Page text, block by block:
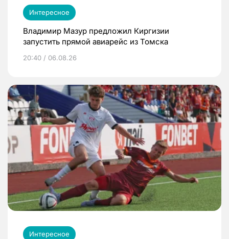
Интересное
Владимир Мазур предложил Киргизии
запустить прямой авиарейс из Томска
20:40 / 06.08.26
Интересное